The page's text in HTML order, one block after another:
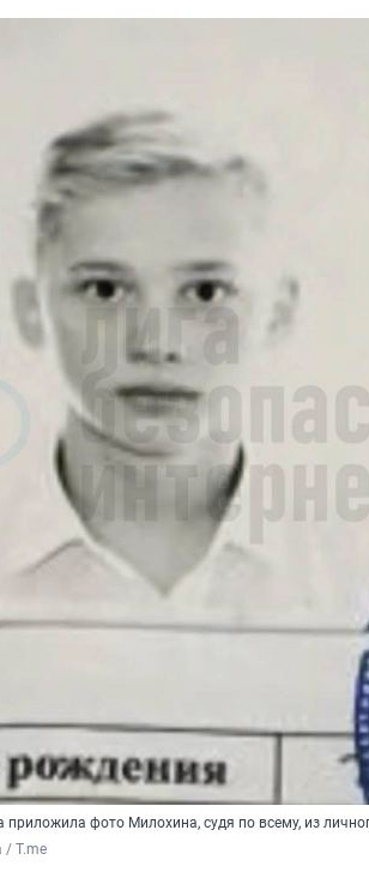
фото Милохина, судя по всему, из
/ T.me